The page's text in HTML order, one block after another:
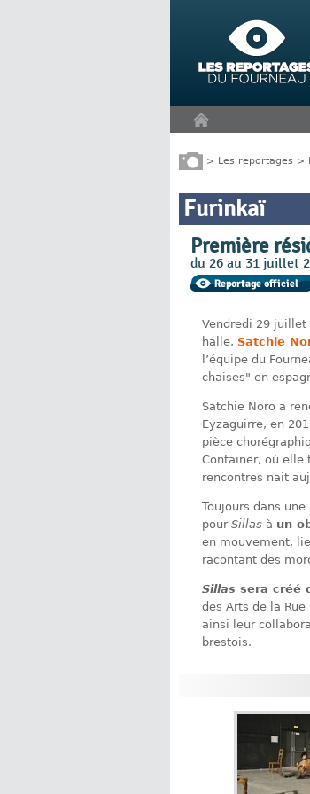
> Les reportages >
Furinkaï
Première
du 26 au 31 juillet
Vendredi 29 juillet
halle, Satchie
l’équipe du
chaises" en
Satchie Noro a
Eyzaguirre, en
pièce
Container, où elle
rencontres nait
Toujours dans
pour Sillas à un
en mouvement,
racontant des
Sillas sera créé
des Arts de la
ainsi leur
brestois.